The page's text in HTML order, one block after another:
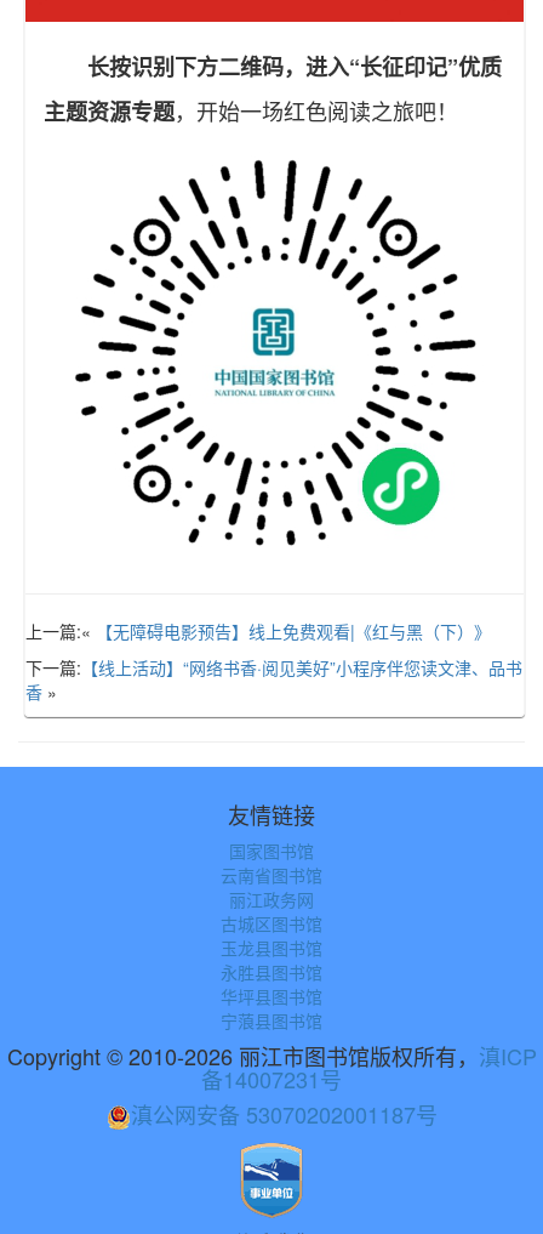
长按识别下方二维码，进入“长征印记”优质
主题资源专题，开始一场红色阅读之旅吧！
上一篇:«
【无障碍电影预告】线上免费观看|《红与黑（下）》
下一篇: 【线上活动】“网络书香·阅见美好”小程序伴您读文津、品书
香 »
友情链接
国家图书馆
云南省图书馆
丽江政务网
古城区图书馆
玉龙县图书馆
永胜县图书馆
华坪县图书馆
宁蒗县图书馆
Copyright © 2010-2026 丽江市图书馆版权所有， 滇ICP
备14007231号
滇公网安备 53070202001187号